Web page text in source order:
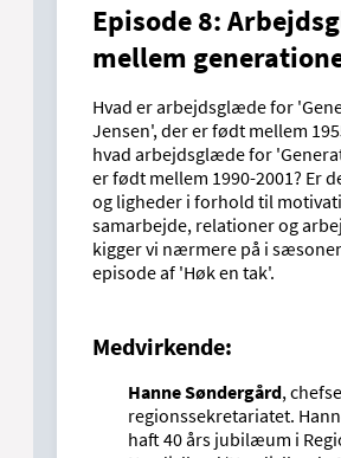
Episode 8:
mellem
Hvad er arbejdsglæde for
Jensen', der er født mellem
hvad arbejdsglæde for
er født mellem 1990-2001? Er
og ligheder i forhold til
samarbejde, relationer og
kigger vi nærmere på i
episode af 'Høk en tak'.
Medvirkende:
Hanne Søndergård,
regionssekretariatet.
haft 40 års jubilæum i